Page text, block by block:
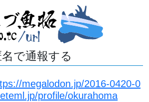
で通報する
megalodon.jp/2016-0420-0
profile/okurahoma